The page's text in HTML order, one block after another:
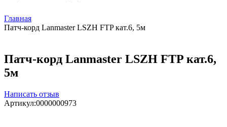
Главная
Патч-корд Lanmaster LSZH FTP кат.6, 5м
Патч-корд Lanmaster LSZH FTP кат.6,
5м
Написать отзыв
Артикул:0000000973